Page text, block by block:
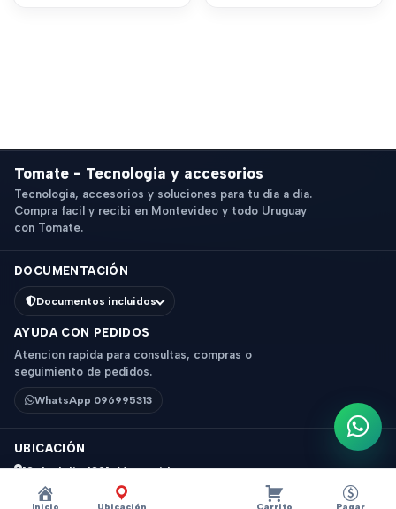
Tomate - Tecnologia y accesorios
Tecnologia, accesorios y soluciones para tu dia a dia.
Compra facil y recibi en Montevideo y todo Uruguay
con Tomate.
DOCUMENTACIÓN
Documentos incluidos
AYUDA CON PEDIDOS
Atencion rapida para consultas, compras o
seguimiento de pedidos.
WhatsApp 096995313
UBICACIÓN
18 de Julio 1831, Montevideo
Horario: 9 a 18 hs